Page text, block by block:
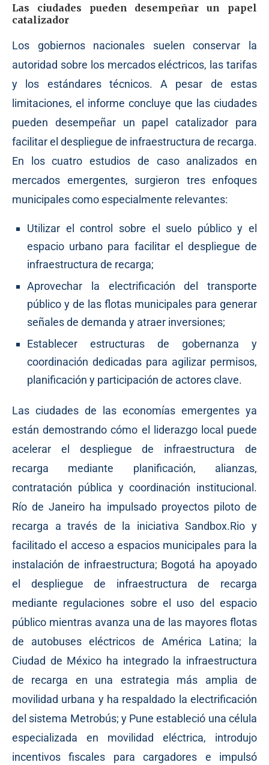
Las ciudades pueden desempeñar un papel
catalizador
Los gobiernos nacionales suelen conservar la
autoridad sobre los mercados eléctricos, las tarifas
y los estándares técnicos. A pesar de estas
limitaciones, el informe concluye que las ciudades
pueden desempeñar un papel catalizador para
facilitar el despliegue de infraestructura de recarga.
En los cuatro estudios de caso analizados en
mercados emergentes, surgieron tres enfoques
municipales como especialmente relevantes:
Utilizar el control sobre el suelo público y el
espacio urbano para facilitar el despliegue de
infraestructura de recarga;
Aprovechar la electrificación del transporte
público y de las flotas municipales para generar
señales de demanda y atraer inversiones;
Establecer estructuras de gobernanza y
coordinación dedicadas para agilizar permisos,
planificación y participación de actores clave.
Las ciudades de las economías emergentes ya
están demostrando cómo el liderazgo local puede
acelerar el despliegue de infraestructura de
recarga mediante planificación, alianzas,
contratación pública y coordinación institucional.
Río de Janeiro ha impulsado proyectos piloto de
recarga a través de la iniciativa Sandbox.Rio y
facilitado el acceso a espacios municipales para la
instalación de infraestructura; Bogotá ha apoyado
el despliegue de infraestructura de recarga
mediante regulaciones sobre el uso del espacio
público mientras avanza una de las mayores flotas
de autobuses eléctricos de América Latina; la
Ciudad de México ha integrado la infraestructura
de recarga en una estrategia más amplia de
movilidad urbana y ha respaldado la electrificación
del sistema Metrobús; y Pune estableció una célula
especializada en movilidad eléctrica, introdujo
incentivos fiscales para cargadores e impulsó